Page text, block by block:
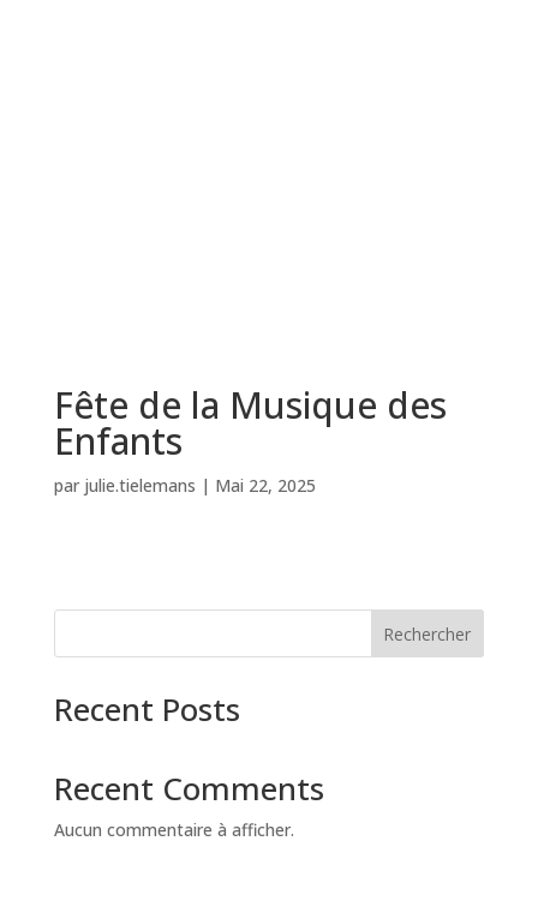
Fête de la Musique des
Enfants
par julie.tielemans | Mai 22, 2025
Rechercher
Recent Posts
Recent Comments
Aucun commentaire à afficher.